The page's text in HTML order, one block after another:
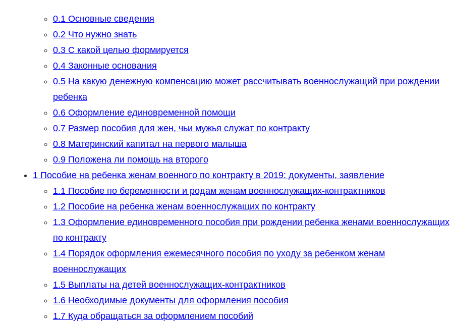
0.1Основные сведения
0.2Что нужно знать
0.3С какой целью формируется
0.4Законные основания
0.5На какую денежную компенсацию может рассчитывать военнослужащий при рождении
ребенка
0.6Оформление единовременной помощи
0.7Размер пособия для жен, чьи мужья служат по контракту
0.8Материнский капитал на первого малыша
0.9Положена ли помощь на второго
1Пособие на ребенка женам военного по контракту в 2019: документы, заявление
1.1Пособие по беременности и родам женам военнослужащих-контрактников
1.2Пособие на ребенка женам военнослужащих по контракту
1.3Оформление единовременного пособия при рождении ребенка женами военнослужащих
по контракту
1.4Порядок оформления ежемесячного пособия по уходу за ребенком женам
военнослужащих
1.5Выплаты на детей военнослужащих-контрактников
1.6Необходимые документы для оформления пособия
1.7Куда обращаться за оформлением пособий